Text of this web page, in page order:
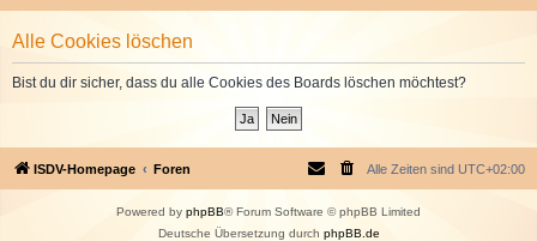
Alle Cookies löschen
Bist du dir sicher, dass du alle Cookies des Boards löschen möchtest?
ISDV-Homepage Foren Alle Zeiten sind UTC+02:00
Powered by phpBB® Forum Software © phpBB Limited
Deutsche Übersetzung durch phpBB.de